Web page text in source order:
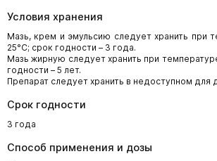
Условия хранения
Мазь, крем и эмульсию следует хранить при
25°C; срок годности – 3 года.
Мазь жирную следует хранить при
годности – 5 лет.
Препарат следует хранить в недоступном для
Срок годности
3 года
Способ применения и дозы